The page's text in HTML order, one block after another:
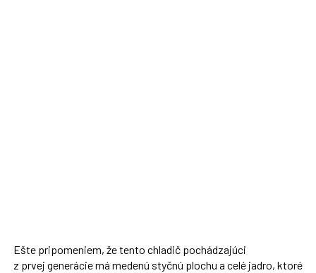
Ešte pripomeniem, že tento chladič pochádzajúci
z prvej generácie má medenú styčnú plochu a celé jadro, ktoré